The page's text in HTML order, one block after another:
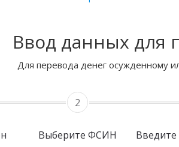
Ввод данных для
Для перевода денег осужденному
2
Выберите ФСИН